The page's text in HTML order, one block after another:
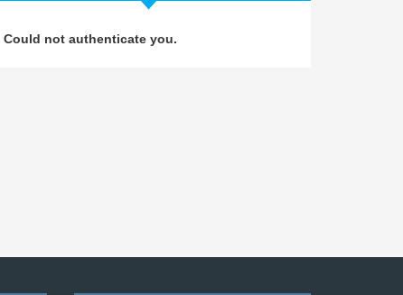
จาก Dan Koe ในแบบอาจารย์บอม
6
Could not authenticate you.